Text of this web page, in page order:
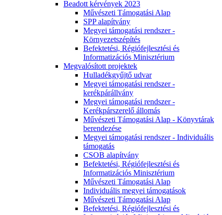
Beadott kérvények 2023
Művészeti Támogatási Alap
SPP alapítvány
Megyei támogatási rendszer -
Környezetszépítés
Befektetési, Régiófejlesztési és
Informatizációs Minisztérium
Megvalósított projektek
Hulladékgyűjtő udvar
Megyei támogatási rendszer -
kerékpárállvány
Megyei támogatási rendszer -
Kerékpárszerelő állomás
Művészeti Támogatási Alap - Könyvtárak
berendezése
Megyei támogatási rendszer - Individuális
támogatás
CSOB alapítvány
Befektetési, Régiófejlesztési és
Informatizációs Minisztérium
Művészeti Támogatási Alap
Individuális megyei támogatások
Művészeti Támogatási Alap
Befektetési, Régiófejlesztési és